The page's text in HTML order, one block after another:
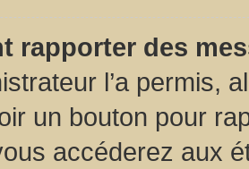
rapporter des
l’a permis,
un bouton pour
accéderez aux